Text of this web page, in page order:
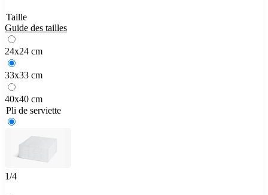
Taille
Guide des tailles
24x24 cm
33x33 cm
40x40 cm
Pli de serviette
1/4